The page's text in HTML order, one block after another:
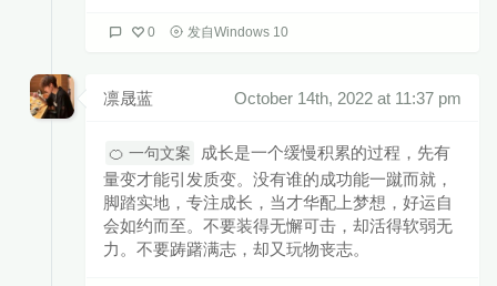
0 发自Windows 10
凛晟蓝 October 14th, 2022 at 11:37 pm
🍊 一句文案
成长是一个缓慢积累的过程，先有
量变才能引发质变。没有谁的成功能一蹴而就，
脚踏实地，专注成长，当才华配上梦想，好运自
会如约而至。不要装得无懈可击，却活得软弱无
力。不要踌躇满志，却又玩物丧志。 ​​​